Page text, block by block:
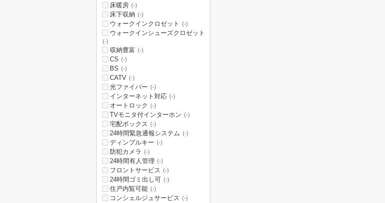
床暖房 (-)
床下収納 (-)
ウォークインクロゼット (-)
ウォークインシューズクロゼット
(-)
収納豊富 (-)
CS (-)
BS (-)
CATV (-)
光ファイバー (-)
インターネット対応 (-)
オートロック (-)
TVモニタ付インターホン (-)
宅配ボックス (-)
24時間緊急通報システム (-)
ディンプルキー (-)
防犯カメラ (-)
24時間有人管理 (-)
フロントサービス (-)
24時間ゴミ出し可 (-)
住戸内覧可能 (-)
コンシェルジュサービス (-)